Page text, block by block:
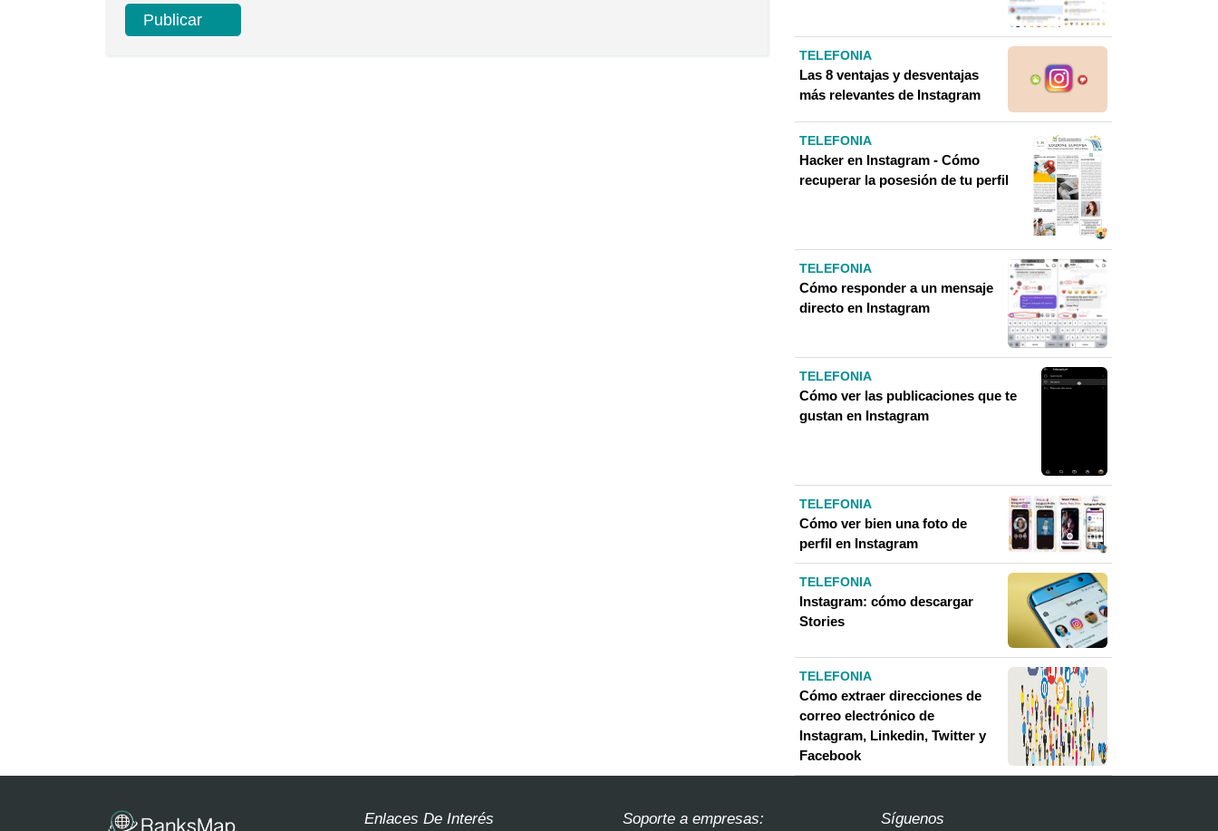
TELEFONIA
Las 8 ventajas y desventajas
más relevantes de Instagram
TELEFONIA
Hacker en Instagram - Cómo
recuperar la posesión de tu perfil
TELEFONIA
Cómo responder a un mensaje
directo en Instagram
TELEFONIA
Cómo ver las publicaciones que te
gustan en Instagram
TELEFONIA
Cómo ver bien una foto de
perfil en Instagram
TELEFONIA
Instagram: cómo descargar
Stories
TELEFONIA
Cómo extraer direcciones de
correo electrónico de
Instagram, Linkedin, Twitter y
Facebook
Enlaces De Interés Soporte a empresas: Síguenos